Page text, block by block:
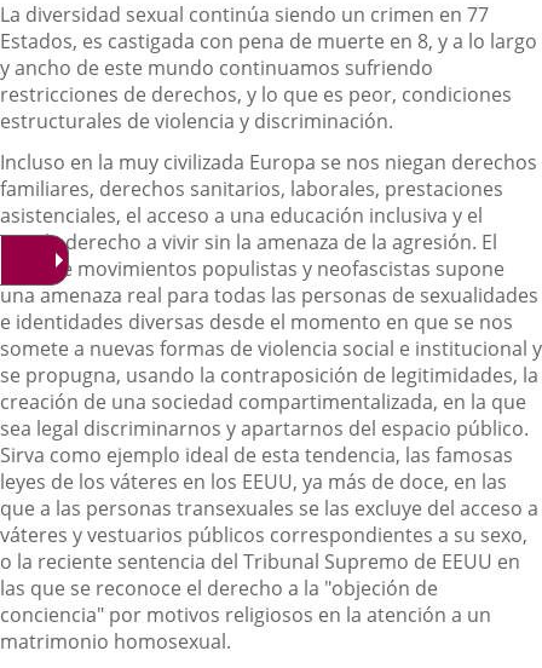
La diversidad sexual continúa siendo un crimen en 77
Estados, es castigada con pena de muerte en 8, y a lo largo
y ancho de este mundo continuamos sufriendo
restricciones de derechos, y lo que es peor, condiciones
estructurales de violencia y discriminación.
Incluso en la muy civilizada Europa se nos niegan derechos
familiares, derechos sanitarios, laborales, prestaciones
asistenciales, el acceso a una educación inclusiva y el
simple derecho a vivir sin la amenaza de la agresión. El
auge de movimientos populistas y neofascistas supone
una amenaza real para todas las personas de sexualidades
e identidades diversas desde el momento en que se nos
somete a nuevas formas de violencia social e institucional y
se propugna, usando la contraposición de legitimidades, la
creación de una sociedad compartimentalizada, en la que
sea legal discriminarnos y apartarnos del espacio público.
Sirva como ejemplo ideal de esta tendencia, las famosas
leyes de los váteres en los EEUU, ya más de doce, en las
que a las personas transexuales se las excluye del acceso a
váteres y vestuarios públicos correspondientes a su sexo,
o la reciente sentencia del Tribunal Supremo de EEUU en
las que se reconoce el derecho a la "objeción de
conciencia" por motivos religiosos en la atención a un
matrimonio homosexual.